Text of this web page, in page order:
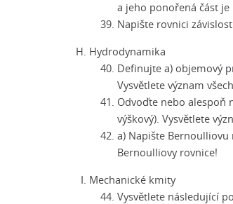
a jeho ponořená část je
Napište rovnici
Hydrodynamika
Definujte a) objemový
Vysvětlete význam
Odvoďte nebo alespoň
výškový). Vysvětlete
a) Napište Bernoulliovu
Bernoulliovy rovnice!
Mechanické kmity
Vysvětlete následující